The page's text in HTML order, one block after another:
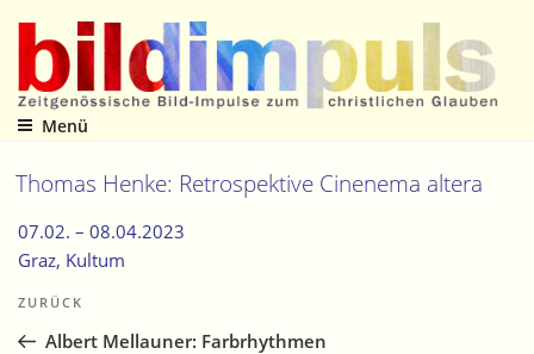
Inhalt
springen
Zeitgenössische Bild-Impulse zum christlichen Glauben
Menü
Thomas Henke: Retrospektive Cinenema altera
07.02. – 08.04.2023
Graz, Kultum
Beitragsnavigation
Vorheriger
Beitrag
ZURÜCK
Albert Mellauner: Farbrhythmen